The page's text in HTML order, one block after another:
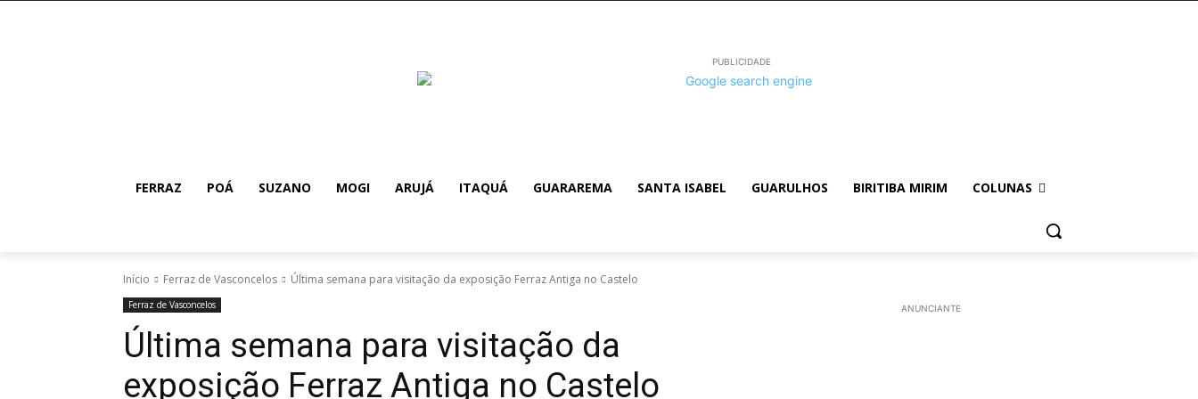
PUBLICIDADE
FERRAZ POÁ SUZANO MOGI ARUJÁ ITAQUÁ GUARAREMA SANTA ISABEL GUARULHOS BIRITIBA MIRIM COLUNAS
Início Ferraz de Vasconcelos Última semana para visitação da exposição Ferraz Antiga no Castelo
Ferraz de Vasconcelos
Última semana para visitação da
exposição Ferraz Antiga no Castelo
ANUNCIANTE